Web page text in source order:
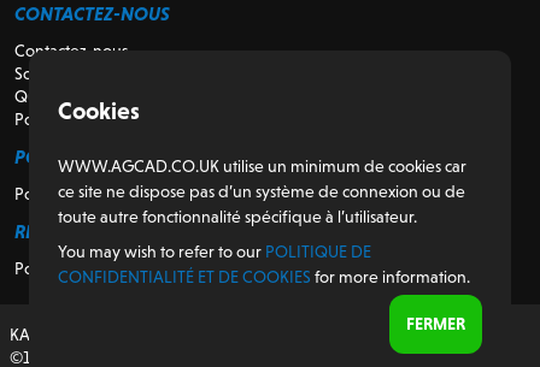
CONTACTEZ-NOUS
Contactez-nous
Soutien
Qui sommes-nous
Pour les revendeurs
POUR LES CLIENTS
Portail client
RÉGULATEUR
Politique de confidentialité et de cookies
KASEMAKE, conçu et développé au Royaume-Uni
©1987-2026 AG/CAD Limited
Cookies
WWW.AGCAD.CO.UK utilise un minimum de cookies car
ce site ne dispose pas d’un système de connexion ou de
toute autre fonctionnalité spécifique à l’utilisateur.
You may wish to refer to our POLITIQUE DE
CONFIDENTIALITÉ ET DE COOKIES for more information.
FERMER